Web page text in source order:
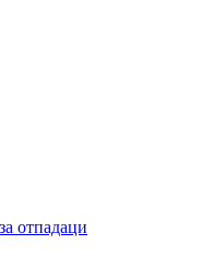
отпадаци